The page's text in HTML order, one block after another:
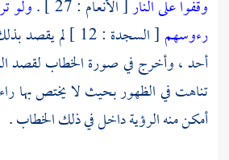
وقفوا على النار[ الأنعام : 27 ] .
ولو
رءوسهم
[ السجدة : 12 ]
أحد ، وأخرج في صورة الخطاب لقصد
تناهت في الظهور بحيث لا يختص بها
أمكن منه الرؤية داخل في ذلك الخطاب .